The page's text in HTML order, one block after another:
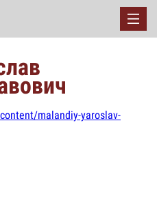
malandiy-yaroslav-